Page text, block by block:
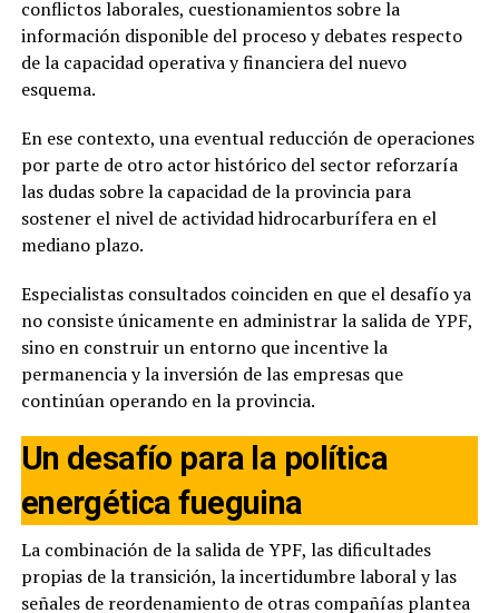
conflictos laborales, cuestionamientos sobre la
información disponible del proceso y debates respecto
de la capacidad operativa y financiera del nuevo
esquema.
En ese contexto, una eventual reducción de operaciones
por parte de otro actor histórico del sector reforzaría
las dudas sobre la capacidad de la provincia para
sostener el nivel de actividad hidrocarburífera en el
mediano plazo.
Especialistas consultados coinciden en que el desafío ya
no consiste únicamente en administrar la salida de YPF,
sino en construir un entorno que incentive la
permanencia y la inversión de las empresas que
continúan operando en la provincia.
Un desafío para la política
energética fueguina
La combinación de la salida de YPF, las dificultades
propias de la transición, la incertidumbre laboral y las
señales de reordenamiento de otras compañías plantea